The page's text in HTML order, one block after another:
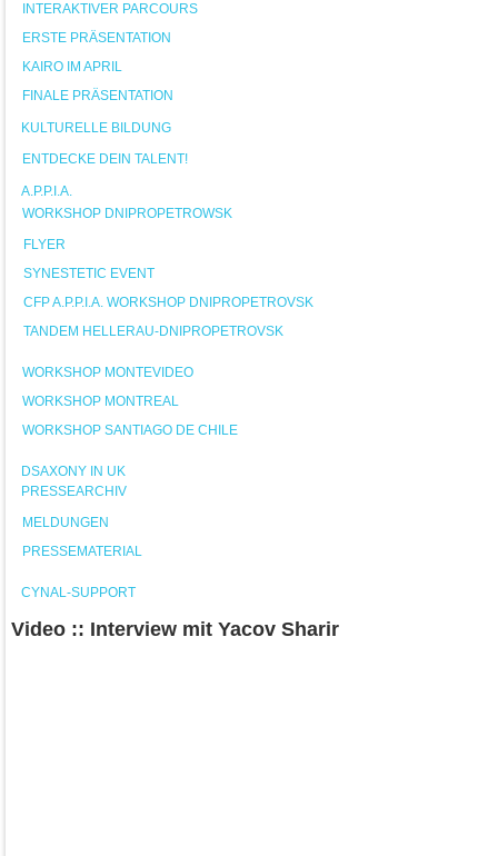
INTERAKTIVER PARCOURS
ERSTE PRÄSENTATION
KAIRO IM APRIL
FINALE PRÄSENTATION
KULTURELLE BILDUNG
ENTDECKE DEIN TALENT!
A.P.P.I.A.
WORKSHOP DNIPROPETROWSK
FLYER
SYNESTETIC EVENT
CFP A.P.P.I.A. WORKSHOP DNIPROPETROVSK
TANDEM HELLERAU-DNIPROPETROVSK
WORKSHOP MONTEVIDEO
WORKSHOP MONTREAL
WORKSHOP SANTIAGO DE CHILE
DSAXONY IN UK
PRESSEARCHIV
MELDUNGEN
PRESSEMATERIAL
CYNAL-SUPPORT
Video :: Interview mit Yacov Sharir